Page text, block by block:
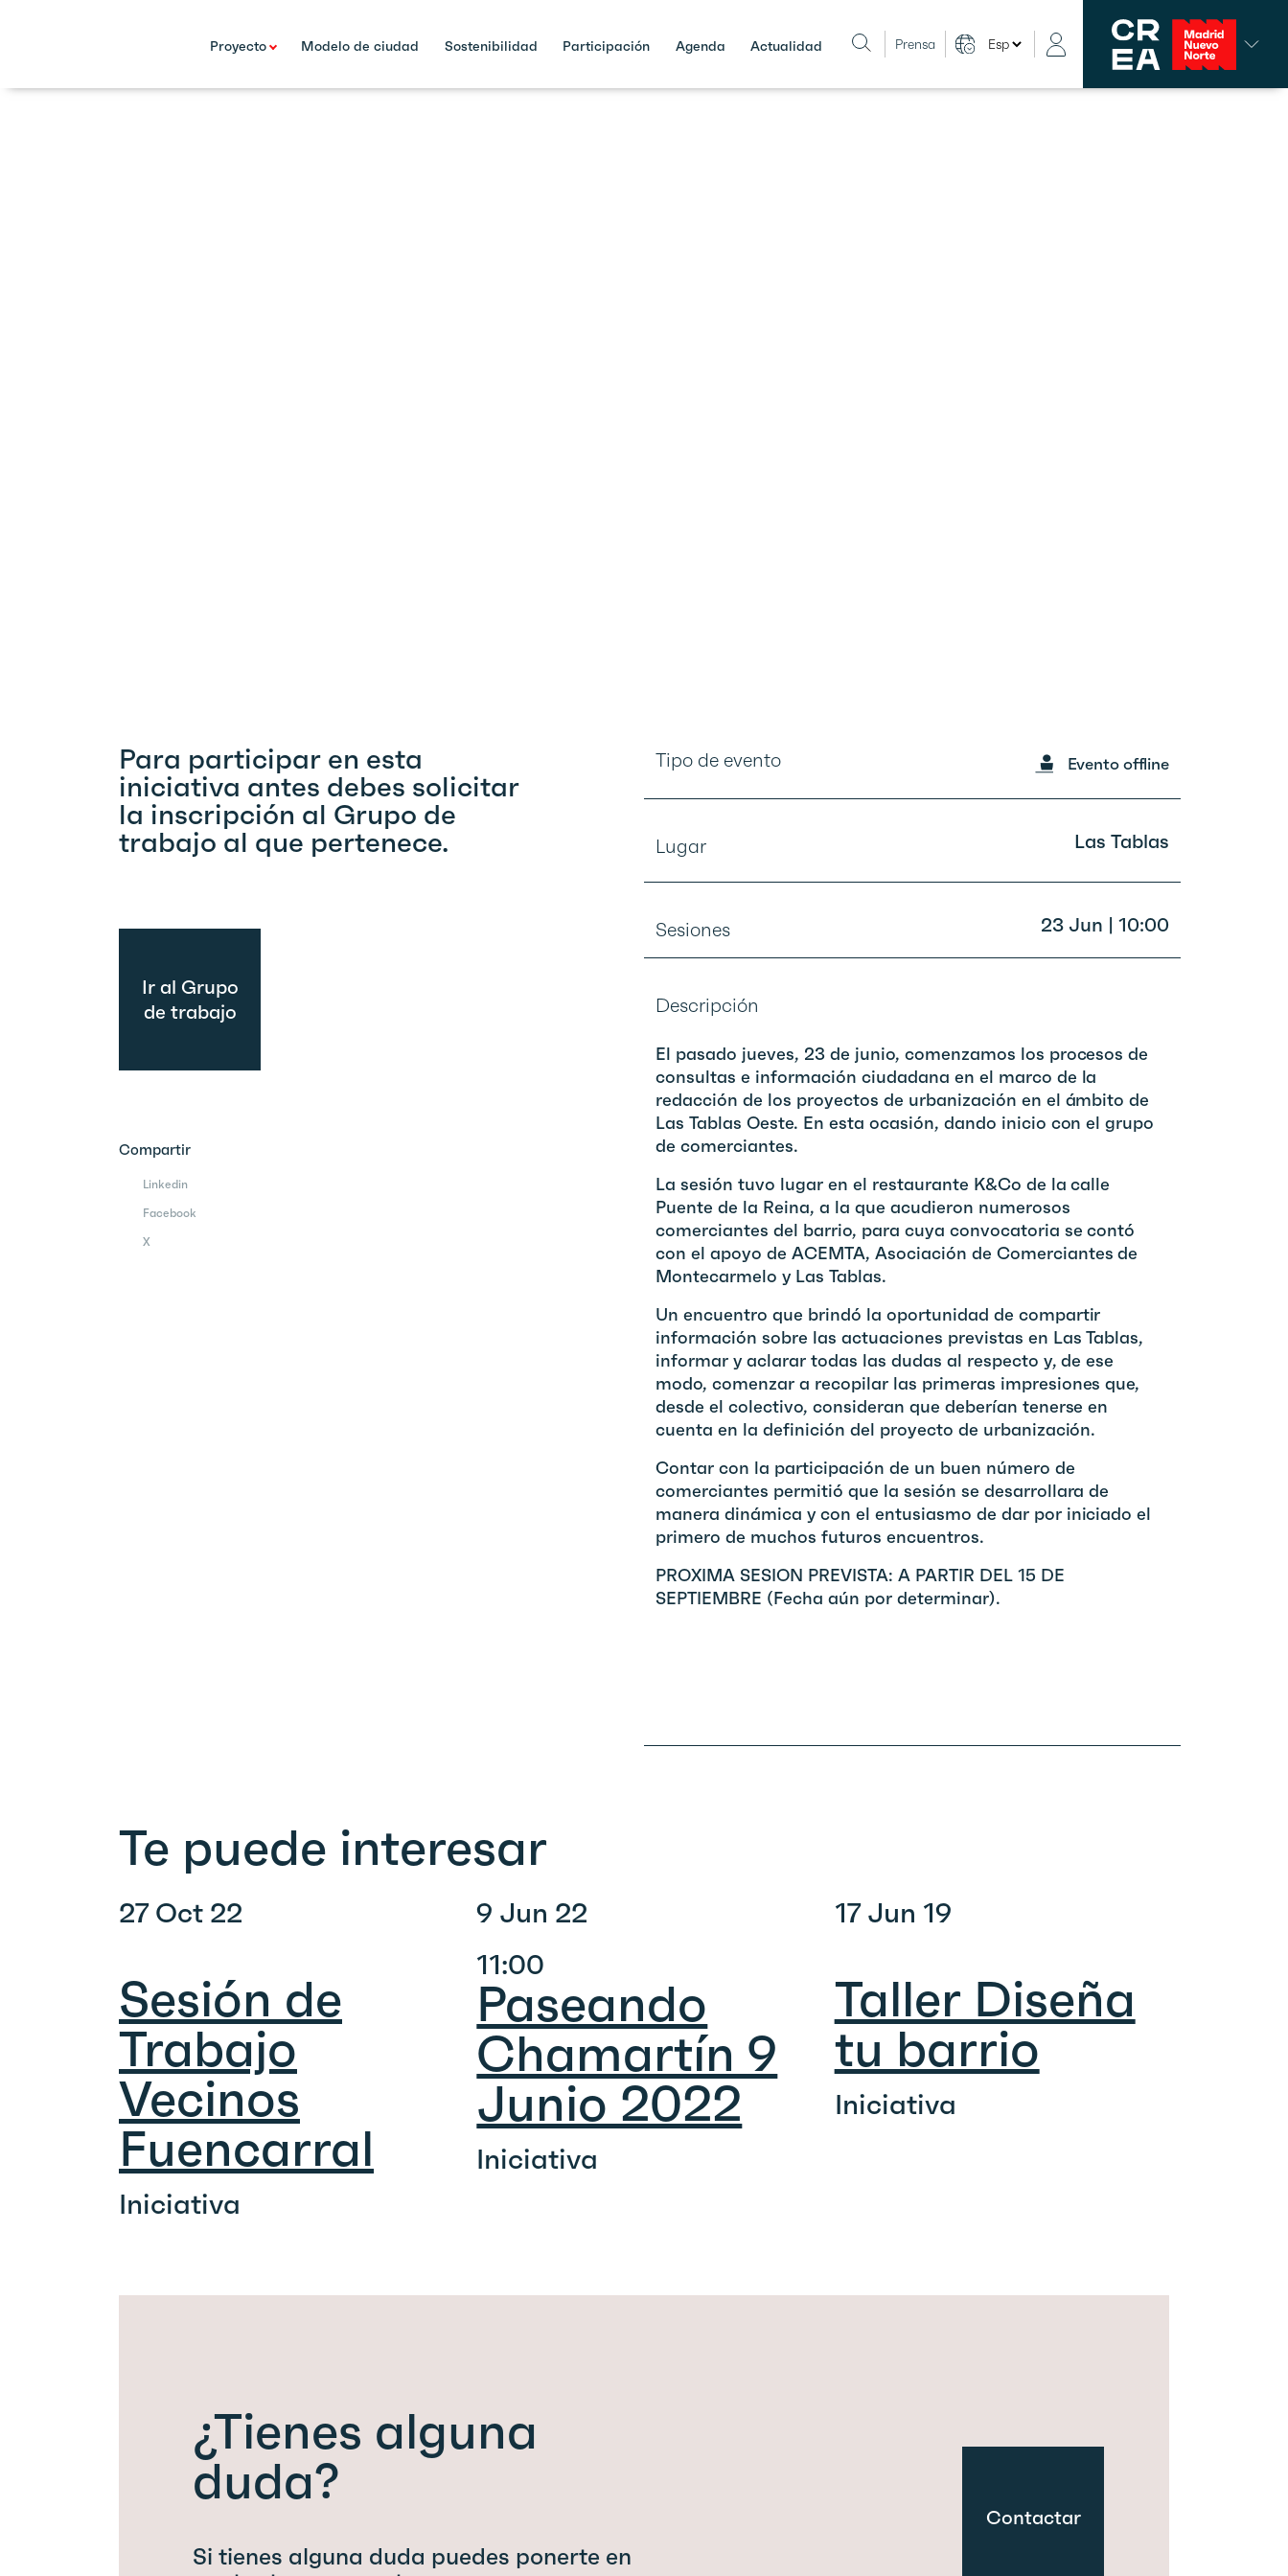
Proyecto Modelo de ciudad Sostenibilidad Participación Agenda Actualidad Prensa
Para participar en esta
iniciativa antes debes solicitar
la inscripción al Grupo de
trabajo al que pertenece.
Ir al Grupo
de trabajo
Compartir
Linkedin
Facebook
X
Tipo de evento Evento offline
Lugar Las Tablas
Sesiones 23 Jun | 10:00
Descripción
El pasado jueves, 23 de junio, comenzamos los procesos de
consultas e información ciudadana en el marco de la
redacción de los proyectos de urbanización en el ámbito de
Las Tablas Oeste. En esta ocasión, dando inicio con el grupo
de comerciantes.
La sesión tuvo lugar en el restaurante K&Co de la calle
Puente de la Reina, a la que acudieron numerosos
comerciantes del barrio, para cuya convocatoria se contó
con el apoyo de ACEMTA, Asociación de Comerciantes de
Montecarmelo y Las Tablas.
Un encuentro que brindó la oportunidad de compartir
información sobre las actuaciones previstas en Las Tablas,
informar y aclarar todas las dudas al respecto y, de ese
modo, comenzar a recopilar las primeras impresiones que,
desde el colectivo, consideran que deberían tenerse en
cuenta en la definición del proyecto de urbanización.
Contar con la participación de un buen número de
comerciantes permitió que la sesión se desarrollara de
manera dinámica y con el entusiasmo de dar por iniciado el
primero de muchos futuros encuentros.
PROXIMA SESION PREVISTA: A PARTIR DEL 15 DE
SEPTIEMBRE (Fecha aún por determinar).
Te puede interesar
27 Oct 22
Sesión de
Trabajo
Vecinos
Fuencarral
Iniciativa
9 Jun 22
11:00
Paseando
Chamartín 9
Junio 2022
Iniciativa
17 Jun 19
Taller Diseña
tu barrio
Iniciativa
¿Tienes alguna
duda?
Si tienes alguna duda puedes ponerte en
Contactar